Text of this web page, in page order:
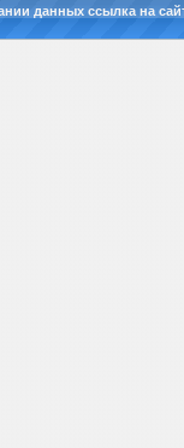
данных ссылка на